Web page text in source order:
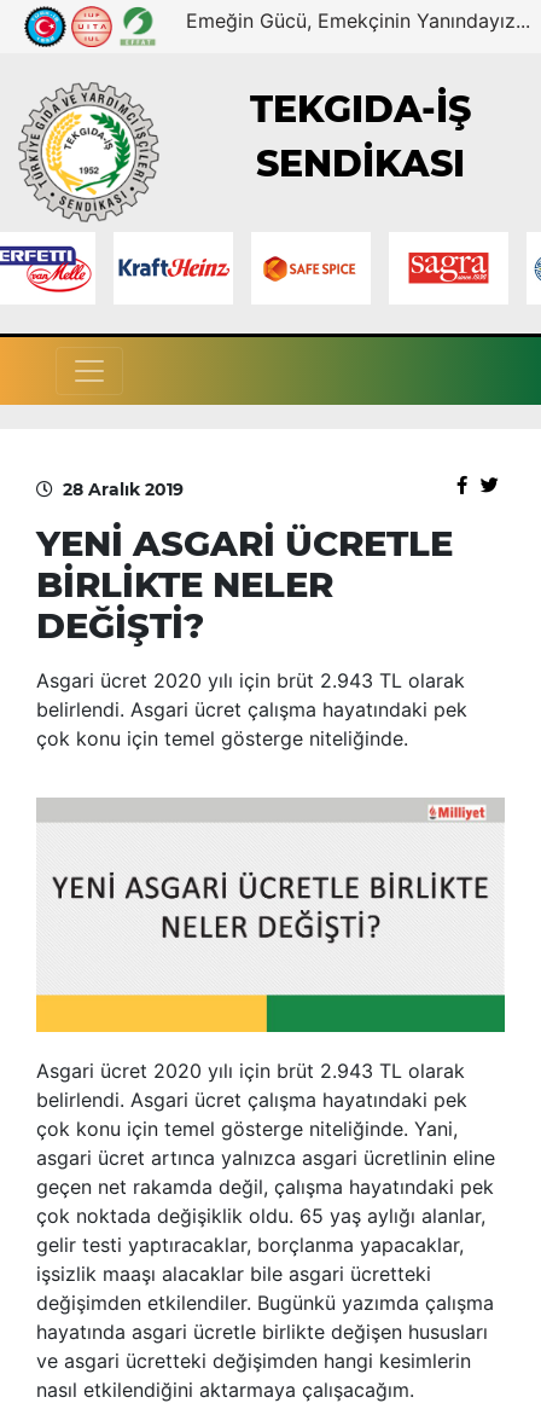
Emeğin Gücü, Emekçinin Yanındayız...
TEKGIDA-İŞ
SENDİKASI
28 Aralık 2019
YENİ ASGARİ ÜCRETLE
BİRLİKTE NELER
DEĞİŞTİ?
Asgari ücret 2020 yılı için brüt 2.943 TL olarak
belirlendi. Asgari ücret çalışma hayatındaki pek
çok konu için temel gösterge niteliğinde.
Asgari ücret 2020 yılı için brüt 2.943 TL olarak
belirlendi. Asgari ücret çalışma hayatındaki pek
çok konu için temel gösterge niteliğinde. Yani,
asgari ücret artınca yalnızca asgari ücretlinin eline
geçen net rakamda değil, çalışma hayatındaki pek
çok noktada değişiklik oldu. 65 yaş aylığı alanlar,
gelir testi yaptıracaklar, borçlanma yapacaklar,
işsizlik maaşı alacaklar bile asgari ücretteki
değişimden etkilendiler. Bugünkü yazımda çalışma
hayatında asgari ücretle birlikte değişen hususları
ve asgari ücretteki değişimden hangi kesimlerin
nasıl etkilendiğini aktarmaya çalışacağım.